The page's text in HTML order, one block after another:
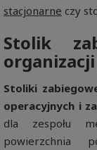
stacjonarne czy
Stolik
Stoliki
operacyjnych i
dla zespołu
powierzchnia